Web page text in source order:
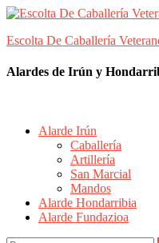
Skip
content
Escolta De Caballería
Alardes de Irún y
Alarde Irún
Caballería
Artillería
San Marcial
Mandos
Alarde Hondarribia
Alarde Fundazioa